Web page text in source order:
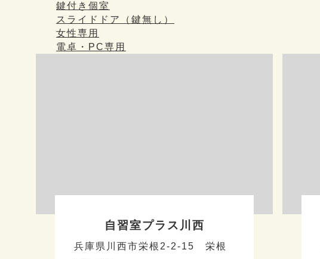
鍵付き個室
スライドドア（鍵無し）
女性専用
電卓・PC専用
自習室プラス川西
兵庫県川西市栄根2-2-15 栄根